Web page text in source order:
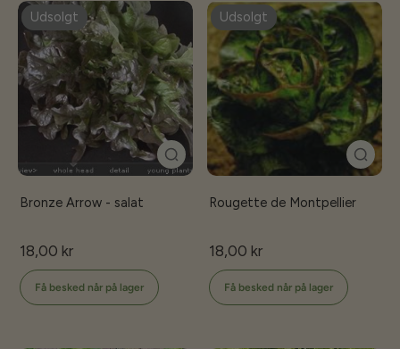
Udsolgt
Bronze Arrow - salat
18,00 kr
Få besked når på lager
Udsolgt
Rougette de Montpellier
18,00 kr
Få besked når på lager